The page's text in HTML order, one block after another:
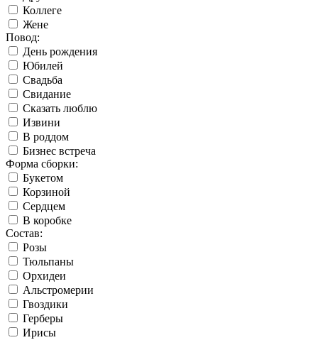
Коллеге
Жене
Повод:
День рождения
Юбилей
Свадьба
Свидание
Сказать люблю
Извини
В роддом
Бизнес встреча
Форма сборки:
Букетом
Корзиной
Сердцем
В коробке
Состав:
Розы
Тюльпаны
Орхидеи
Альстромерии
Гвоздики
Герберы
Ирисы